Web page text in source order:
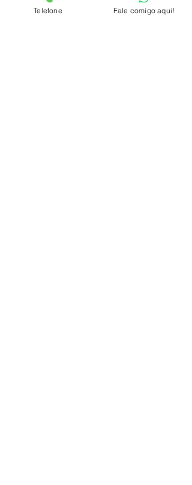
Telefone Fale comigo aqui!